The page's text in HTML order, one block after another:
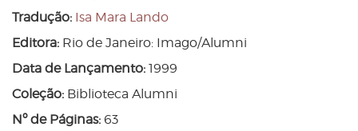
Tradução: Isa Mara Lando
Editora: Rio de Janeiro: Imago/Alumni
Data de Lançamento: 1999
Coleção: Biblioteca Alumni
Nº de Páginas: 63